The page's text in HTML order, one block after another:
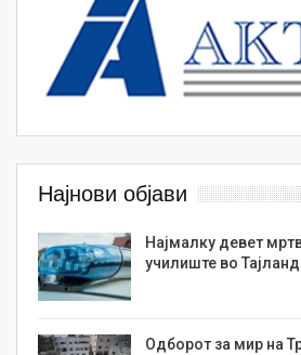
Најнови објави
Најмалку девет
училиште во Тајланд
Одборот за мир на